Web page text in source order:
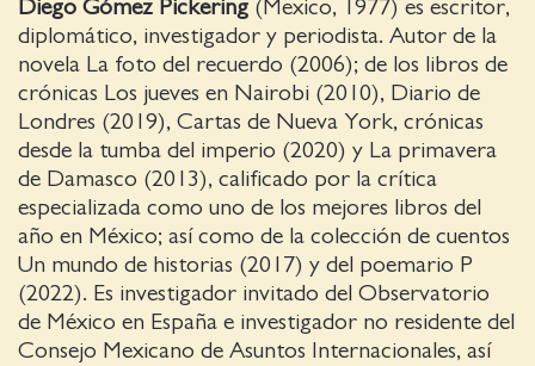
Diego Gómez Pickering (Mexico, 1977) es escritor,
diplomático, investigador y periodista. Autor de la
novela La foto del recuerdo (2006); de los libros de
crónicas Los jueves en Nairobi (2010), Diario de
Londres (2019), Cartas de Nueva York, crónicas
desde la tumba del imperio (2020) y La primavera
de Damasco (2013), calificado por la crítica
especializada como uno de los mejores libros del
año en México; así como de la colección de cuentos
Un mundo de historias (2017) y del poemario P
(2022). Es investigador invitado del Observatorio
de México en España e investigador no residente del
Consejo Mexicano de Asuntos Internacionales, así